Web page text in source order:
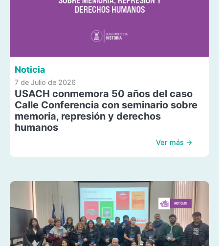
Noticia
7 de Julio de 2026
USACH conmemora 50 años del caso
Calle Conferencia con seminario sobre
memoria, represión y derechos
humanos
Ver más →